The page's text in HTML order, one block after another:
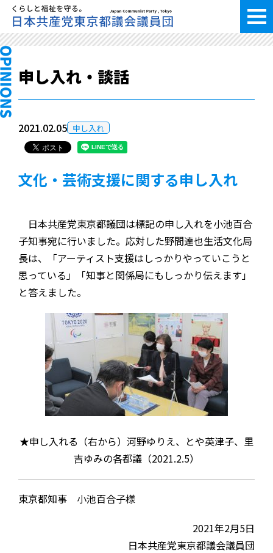
申し入れ・談話
2021.02.05 申し入れ
文化・芸術支援に関する申し入れ
日本共産党東京都議団は標記の申し入れを小池百合
子知事宛に行いました。応対した野間達也生活文化局
長は、「アーティスト支援はしっかりやっていこうと
思っている」「知事と関係局にもしっかり伝えます」
と答えました。
★申し入れる（右から）河野ゆりえ、とや英津子、里
吉ゆみの各都議（2021.2.5）
東京都知事 小池百合子様
2021年2月5日
日本共産党東京都議会議員団